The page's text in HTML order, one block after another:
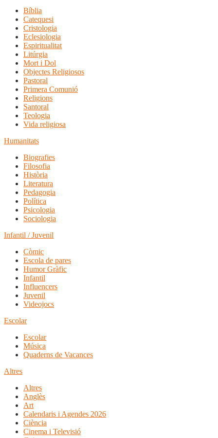
Bíblia
Catequesi
Cristologia
Eclesiologia
Espiritualitat
Litúrgia
Mort i Dol
Objectes Religiosos
Pastoral
Primera Comunió
Religions
Santoral
Teologia
Vida religiosa
Humanitats
Biografies
Filosofia
Història
Literatura
Pedagogia
Política
Psicologia
Sociologia
Infantil / Juvenil
Còmic
Escola de pares
Humor Gràfic
Infantil
Influencers
Juvenil
Videojocs
Escolar
Escolar
Música
Quaderns de Vacances
Altres
Altres
Anglès
Art
Calendaris i Agendes 2026
Ciència
Cinema i Televisió